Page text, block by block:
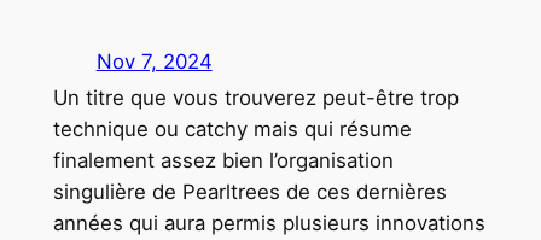
Nov 7, 2024
Un titre que vous trouverez peut-être trop
technique ou catchy mais qui résume
finalement assez bien l’organisation
singulière de Pearltrees de ces dernières
années qui aura permis plusieurs innovations